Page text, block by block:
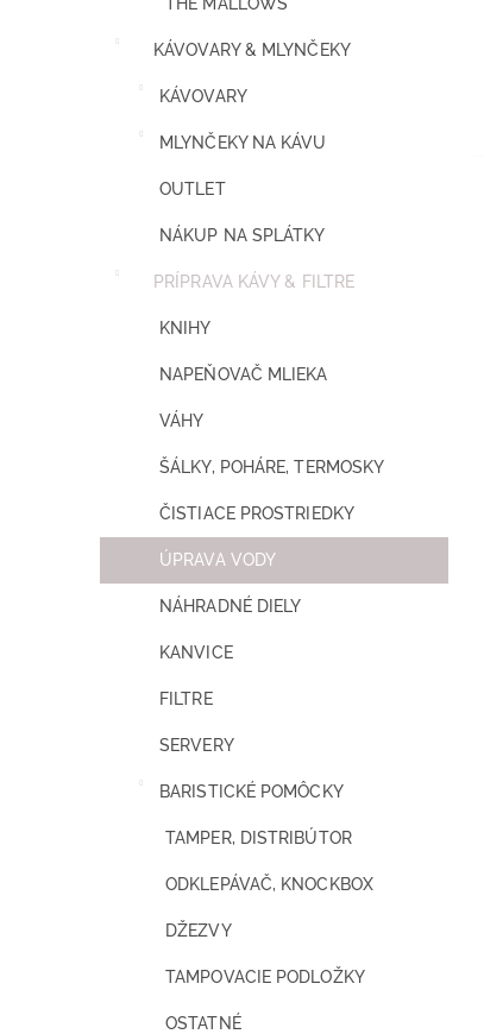
KÁVOVARY & MLYNČEKY
KÁVOVARY
MLYNČEKY NA KÁVU
OUTLET
NÁKUP NA SPLÁTKY
PRÍPRAVA KÁVY & FILTRE
KNIHY
NAPEŇOVAČ MLIEKA
VÁHY
ŠÁLKY, POHÁRE, TERMOSKY
ČISTIACE PROSTRIEDKY
ÚPRAVA VODY
NÁHRADNÉ DIELY
KANVICE
FILTRE
SERVERY
BARISTICKÉ POMÔCKY
TAMPER, DISTRIBÚTOR
ODKLEPÁVAČ, KNOCKBOX
DŽEZVY
TAMPOVACIE PODLOŽKY
OSTATNÉ